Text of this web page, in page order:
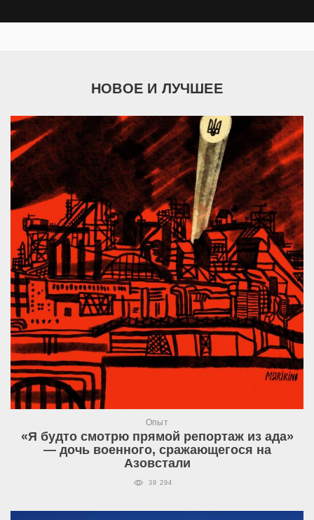
НОВОЕ И ЛУЧШЕЕ
Опыт
«Я будто смотрю прямой репортаж из ада»
— дочь военного, сражающегося на
Азовстали
39 294